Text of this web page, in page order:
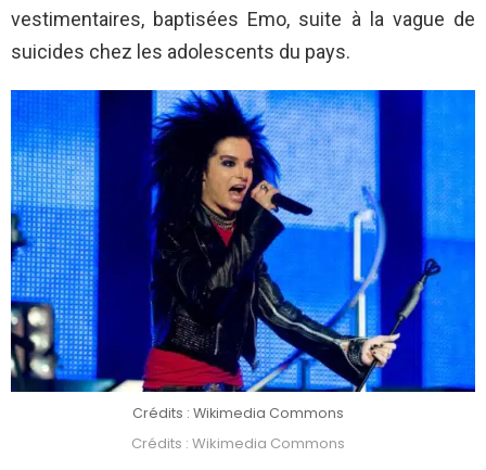
vestimentaires, baptisées Emo, suite à la vague de
suicides chez les adolescents du pays.
Crédits : Wikimedia Commons
Crédits : Wikimedia Commons